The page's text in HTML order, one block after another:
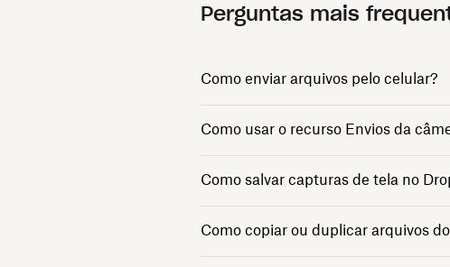
Perguntas mais
Como enviar arquivos pelo celular?
Como usar o recurso Envios da
Como salvar capturas de tela no
Como copiar ou duplicar arquivos